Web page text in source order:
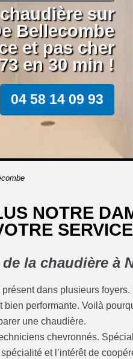
sur
Bellecombe
et pas cher
en 30 min !
04 58 14 09 93
NOTRE
la chaudière à
dans plusieurs
bien performante. Voilà
une chaudière.
chevronnés.
et l’intérêt de